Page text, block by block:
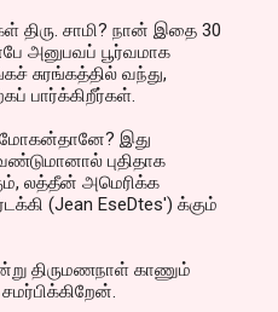
திரு. சாமி? நான் இதை 30
அனுபவப் பூர்வமாக
சுரங்கத்தில் வந்து,
பார்க்கிறீர்கள்.
இது
புதிதாக
லத்தீன் அமெரிக்க
(Jean EseDtes') க்கும்
திருமணநாள் காணும்